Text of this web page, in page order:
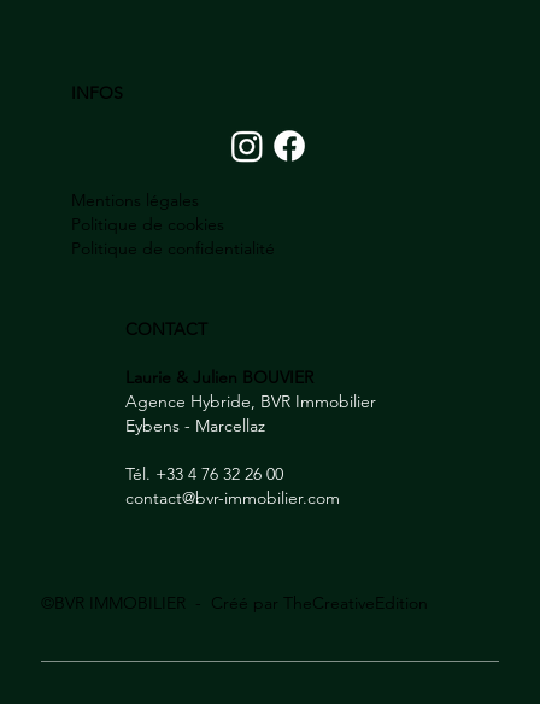
CONTACT
Laurie & Julien BOUVIER
Agence Hybride, BVR Immobilier
Eybens - Marcellaz
Tél. +33 4 76 32 26 00
contact@bvr-immobilier.com
INFOS
Mentions légales
Politique de cookies
Politique de confidentialité
©BVR IMMOBILIER - Créé par TheCreativeEdition